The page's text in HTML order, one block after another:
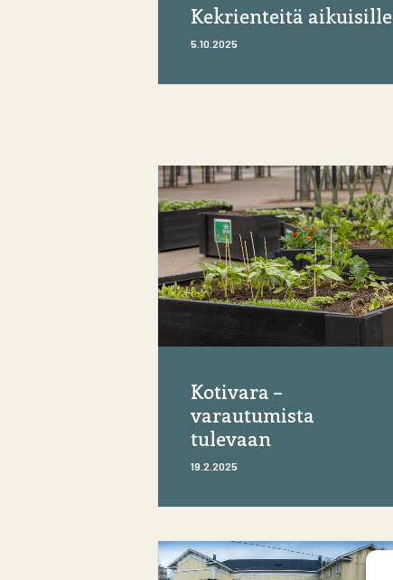
Kekrienteitä aikuisille
5.10.2025
Kotivara –
varautumista
tulevaan
19.2.2025